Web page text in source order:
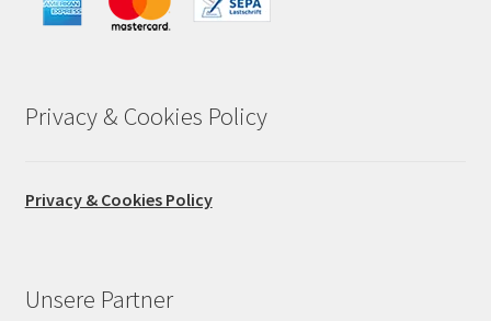
Privacy & Cookies Policy
Privacy & Cookies Policy
Unsere Partner